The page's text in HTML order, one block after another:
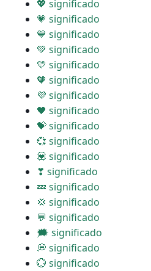
💖 significado
💗 significado
💙 significado
💚 significado
💛 significado
🧡 significado
💜 significado
🖤 significado
💝 significado
💞 significado
💟 significado
❣ significado
💤 significado
💢 significado
💬 significado
🗯 significado
💭 significado
💮 significado